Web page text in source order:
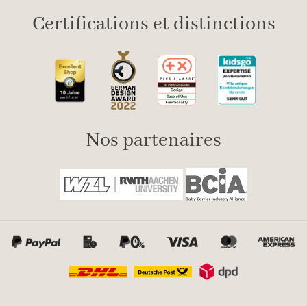
Certifications et distinctions
Nos partenaires